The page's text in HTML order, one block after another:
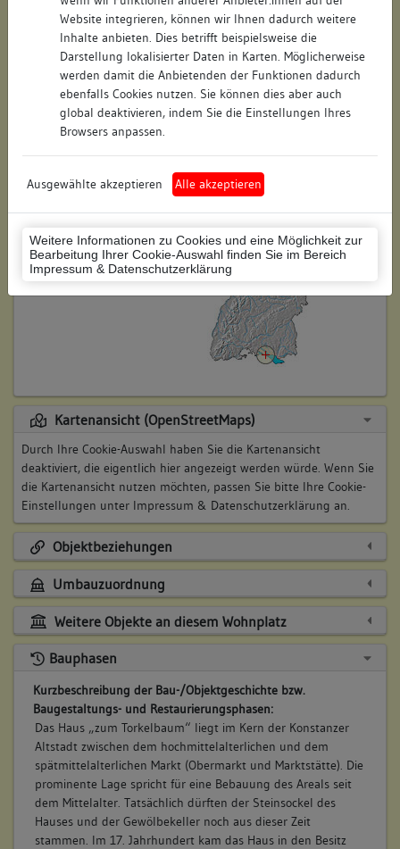
Website integrieren, können wir Ihnen dadurch weitere
Inhalte anbieten. Dies betrifft beispielsweise die
Darstellung lokalisierter Daten in Karten. Möglicherweise
werden damit die Anbietenden der Funktionen dadurch
ebenfalls Cookies nutzen. Sie können dies aber auch
global deaktivieren, indem Sie die Einstellungen Ihres
Browsers anpassen.
Ausgewählte akzeptieren Alle akzeptieren
Weitere Informationen zu Cookies und eine Möglichkeit zur
Bearbeitung Ihrer Cookie-Auswahl finden Sie im Bereich
Impressum & Datenschutzerklärung
Regierungsbezirk: Freiburg
Konstanz (Landkreis)
Wohnplatzschlüssel: 8335043012
Flurstücknummer: keine
Historischer Straßenname: keiner
Lage des Wohnplatzes:
Kartenansicht (OpenStreetMaps)
Durch Ihre Cookie-Auswahl haben Sie die Kartenansicht
deaktiviert, die eigentlich hier angezeigt werden würde. Wenn Sie
die Kartenansicht nutzen möchten, passen Sie bitte Ihre Cookie-
Einstellungen unter Impressum & Datenschutzerklärung an.
Objektbeziehungen
Umbauzuordnung
Weitere Objekte an diesem Wohnplatz
Bauphasen
Kurzbeschreibung der Bau-/Objektgeschichte bzw.
Baugestaltungs- und Restaurierungsphasen:
Das Haus „zum Torkelbaum“ liegt im Kern der Konstanzer
Altstadt zwischen dem hochmittelalterlichen und dem
spätmittelalterlichen Markt (Obermarkt und Marktstätte). Die
prominente Lage spricht für eine Bebauung des Areals seit
dem Mittelalter. Tatsächlich dürften der Steinsockel des
Hauses und der Gewölbekeller noch aus dieser Zeit
stammen. Im 17. Jahrhundert kam das Haus in den Besitz